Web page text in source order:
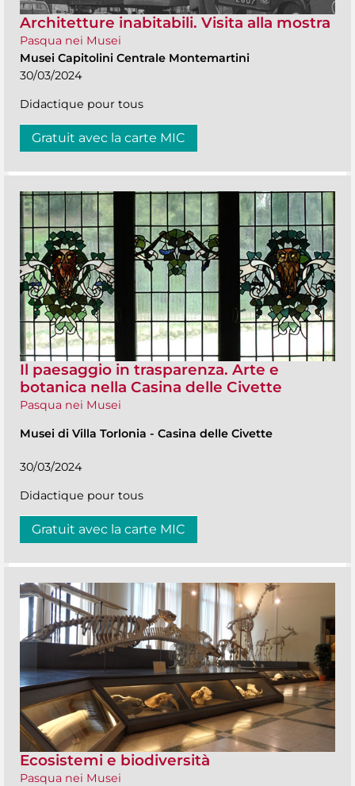
Architetture inabitabili. Visita alla mostra
Pasqua nei Musei
Musei Capitolini Centrale Montemartini
30/03/2024
Didactique pour tous
Gratuit avec la carte MIC
Il paesaggio in trasparenza. Arte e
botanica nella Casina delle Civette
Pasqua nei Musei
Musei di Villa Torlonia - Casina delle Civette
30/03/2024
Didactique pour tous
Gratuit avec la carte MIC
Ecosistemi e biodiversità
Pasqua nei Musei